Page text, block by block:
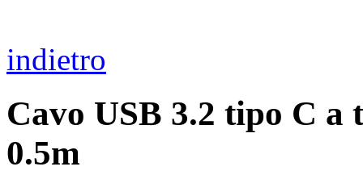
indietro
Cavo USB 3.2 tipo C
0.5m